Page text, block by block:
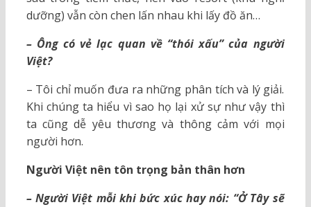
dưỡng) vẫn còn chen lấn nhau khi lấy đồ ăn…
– Ông có vẻ lạc quan về “thói xấu” của người
Việt?
– Tôi chỉ muốn đưa ra những phân tích và lý giải.
Khi chúng ta hiểu vì sao họ lại xử sự như vậy thì
ta cũng dễ yêu thương và thông cảm với mọi
người hơn.
Người Việt nên tôn trọng bản thân hơn
– Người Việt mỗi khi bức xúc hay nói: “Ở Tây sẽ